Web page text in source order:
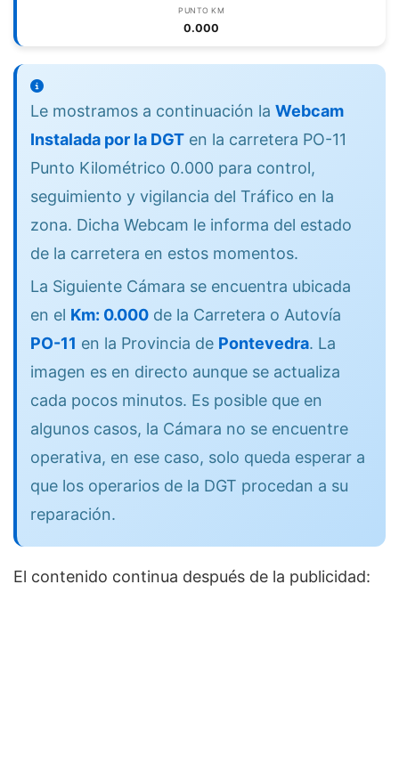
PUNTO KM
0.000
Le mostramos a continuación la Webcam
Instalada por la DGT en la carretera PO-11
Punto Kilométrico 0.000 para control,
seguimiento y vigilancia del Tráfico en la
zona. Dicha Webcam le informa del estado
de la carretera en estos momentos.
La Siguiente Cámara se encuentra ubicada
en el Km: 0.000 de la Carretera o Autovía
PO-11 en la Provincia de Pontevedra. La
imagen es en directo aunque se actualiza
cada pocos minutos. Es posible que en
algunos casos, la Cámara no se encuentre
operativa, en ese caso, solo queda esperar a
que los operarios de la DGT procedan a su
reparación.
El contenido continua después de la publicidad: